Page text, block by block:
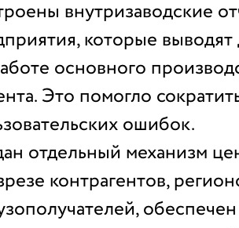
внутризаводские
которые
основного
Это помогло
ошибок.
отдельный механизм
контрагентов,